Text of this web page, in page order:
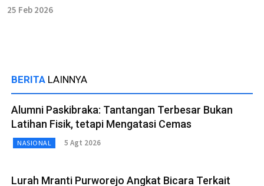
25 Feb 2026
BERITA LAINNYA
Alumni Paskibraka: Tantangan Terbesar Bukan
Latihan Fisik, tetapi Mengatasi Cemas
NASIONAL 5 Agt 2026
Lurah Mranti Purworejo Angkat Bicara Terkait